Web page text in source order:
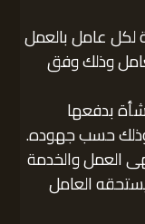
لكل عامل بالعمل
وذلك وفق
بدفعها
وذلك حسب جهوده.
العمل والخدمة
العامل